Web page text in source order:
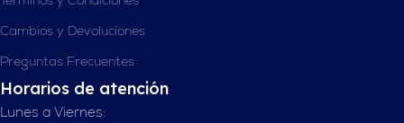
Cambios y Devoluciones
Preguntas Frecuentes
Horarios de atención
Lunes a Viernes: